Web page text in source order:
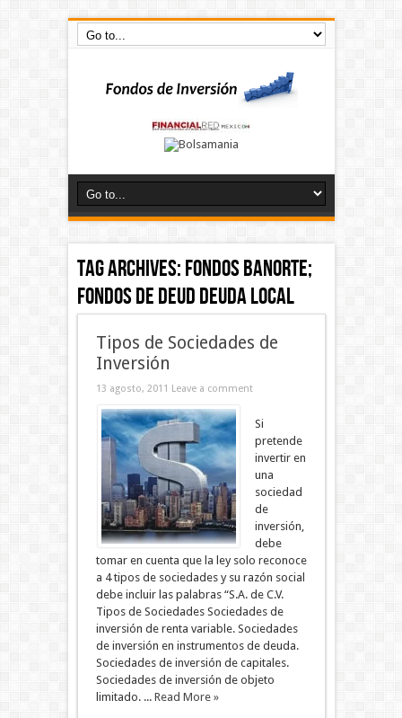
Tag Archives:Fondos Banorte;
Fondos de deud Deuda Local
Tipos de Sociedades de
Inversión
13 agosto, 2011 Leave a comment
Si
pretende
invertir en
una
sociedad
de
inversión,
debe
tomar en cuenta que la ley solo reconoce
a 4 tipos de sociedades y su razón social
debe incluir las palabras “S.A. de C.V.
Tipos de Sociedades Sociedades de
inversión de renta variable. Sociedades
de inversión en instrumentos de deuda.
Sociedades de inversión de capitales.
Sociedades de inversión de objeto
limitado. ... Read More »